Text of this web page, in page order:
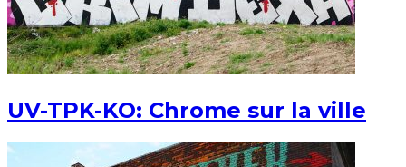
UV-TPK-KO: Chrome sur la ville